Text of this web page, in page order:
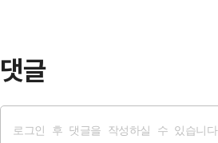
댓글